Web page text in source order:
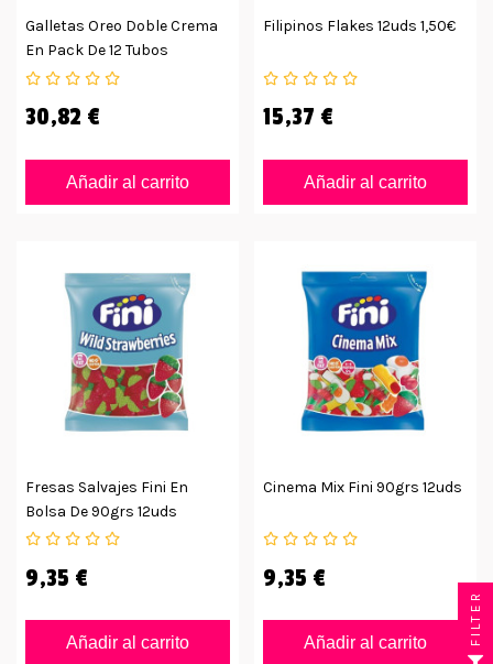
Galletas Oreo Doble Crema
En Pack De 12 Tubos
30,82 €
Añadir al carrito
Filipinos Flakes 12uds 1,50€
15,37 €
Añadir al carrito
Fresas Salvajes Fini En
Bolsa De 90grs 12uds
9,35 €
Añadir al carrito
Cinema Mix Fini 90grs 12uds
9,35 €
Añadir al carrito FILTER